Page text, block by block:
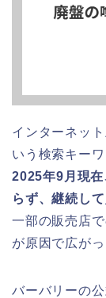
インターネッ
いう検索キー
2025年9月現
らず、継続し
一部の販売店
が原因で広が
バーバリーの